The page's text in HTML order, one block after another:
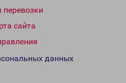
перевозки
сайта
данных